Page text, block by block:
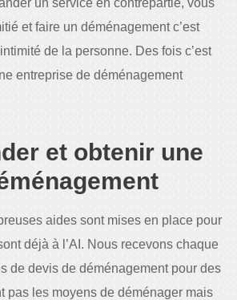
et faire un déménagement c’est
de la personne. Des fois c’est
entreprise de déménagement
et obtenir une
aides sont mises en place pour
déjà à l’AI. Nous recevons chaque
de devis de déménagement pour des
pas les moyens de déménager mais